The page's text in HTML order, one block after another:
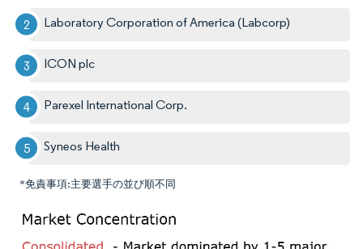
Laboratory Corporation of America (Labcorp)
ICON plc
Parexel International Corp.
Syneos Health
*免責事項:主要選手の並び順不同